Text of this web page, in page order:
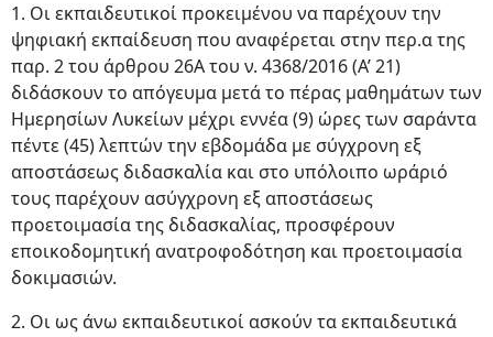
1. Οι εκπαιδευτικοί προκειμένου να παρέχουν την
ψηφιακή εκπαίδευση που αναφέρεται στην περ.α της
παρ. 2 του άρθρου 26Α του ν. 4368/2016 (Α’ 21)
διδάσκουν το απόγευμα μετά το πέρας μαθημάτων των
Ημερησίων Λυκείων μέχρι εννέα (9) ώρες των σαράντα
πέντε (45) λεπτών την εβδομάδα με σύγχρονη εξ
αποστάσεως διδασκαλία και στο υπόλοιπο ωράριό
τους παρέχουν ασύγχρονη εξ αποστάσεως
προετοιμασία της διδασκαλίας, προσφέρουν
εποικοδομητική ανατροφοδότηση και προετοιμασία
δοκιμασιών.
2. Οι ως άνω εκπαιδευτικοί ασκούν τα εκπαιδευτικά